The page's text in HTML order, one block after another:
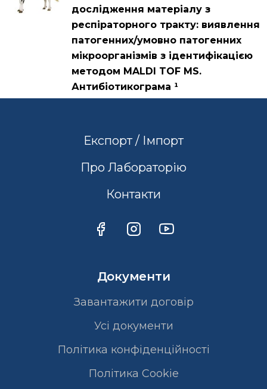
дослідження матеріалу з
респіраторного тракту: виявлення
патогенних/умовно патогенних
мікроорганізмів з ідентифікацією
методом MALDI TOF MS.
Антибіотикограма ¹
Експорт / Імпорт
Про Лабораторію
Контакти
Документи
Завантажити договір
Усі документи
Політика конфіденційності
Полiтика Cookie